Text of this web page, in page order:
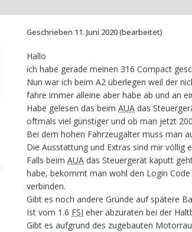
Geschrieben 11. Juni 2020(bearbeitet)
Hallo
ich habe gerade meinen 316 Compact
Nun war ich beim A2 überlegen weil der
fahre immer alleine aber habe ab und an
Habe gelesen das beim AUA das
oftmals viel günstiger und ob man jetzt
Bei dem hohen Fahrzeugalter muss man
Die Ausstattung und Extras sind mir völlig
Falls beim AUA das Steuergerät kaputt
habe, bekommt man wohl den Login
verbinden.
Gibt es noch andere Gründe auf spätere
Ist vom 1.6 FSI eher abzuraten bei der
Gibt es aufgrund des zugebauten